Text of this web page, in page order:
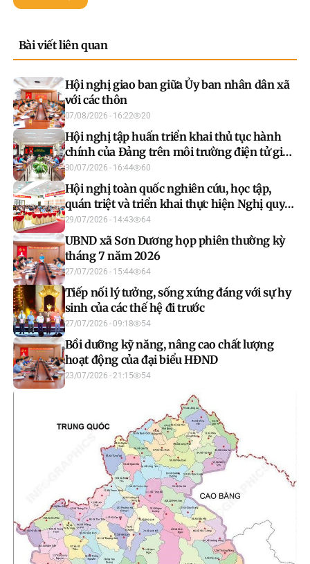
Bài viết liên quan
Hội nghị giao ban giữa Ủy ban nhân dân xã
với các thôn
07/08/2026 - 16:22 20
Hội nghị tập huấn triển khai thủ tục hành
chính của Đảng trên môi trường điện tử giai
đoạn 2
30/07/2026 - 16:44 60
Hội nghị toàn quốc nghiên cứu, học tập,
quán triệt và triển khai thực hiện Nghị quyết
Hội nghị lần thứ ba Ban Chấp hành Trung
ương Đảng khóa XIV.
29/07/2026 - 14:43 64
UBND xã Sơn Dương họp phiên thường kỳ
tháng 7 năm 2026
27/07/2026 - 15:44 64
Tiếp nối lý tưởng, sống xứng đáng với sự hy
sinh của các thế hệ đi trước
27/07/2026 - 09:18 54
Bồi dưỡng kỹ năng, nâng cao chất lượng
hoạt động của đại biểu HĐND
23/07/2026 - 21:15 54